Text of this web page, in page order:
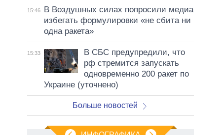
15:46
В Воздушных силах попросили медиа
избегать формулировки «не сбита ни
одна ракета»
15:33
В СБС предупредили, что
рф стремится запускать
одновременно 200 ракет по
Украине (уточнено)
Больше новостей